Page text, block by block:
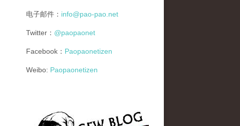
电子邮件： info@pao-pao.net
Twitter： @paopaonet
Facebook： Paopaonetizen
Weibo: Paopaonetizen
gfw_blog_small.jpg